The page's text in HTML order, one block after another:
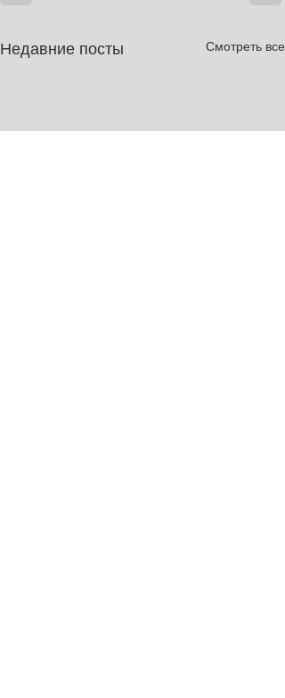
Недавние посты Смотреть все